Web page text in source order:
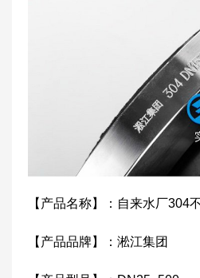
【产品名称】：自来水厂304
【产品品牌】：淞江集团